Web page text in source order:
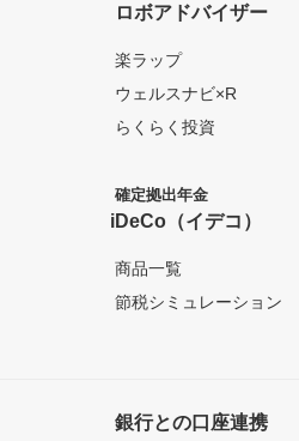
ロボアドバイザー
楽ラップ
ウェルスナビ×R
らくらく投資
確定拠出年金
iDeCo（イデコ）
商品一覧
節税シミュレーション
銀行との口座連携